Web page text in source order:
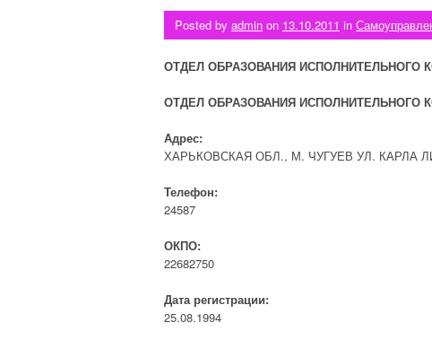
Posted by admin on 13.10.2011 in
ОТДЕЛ ОБРАЗОВАНИЯ ИСПОЛНИТЕЛЬНОГО
ОТДЕЛ ОБРАЗОВАНИЯ ИСПОЛНИТЕЛЬНОГО
Адрес:
ХАРЬКОВСКАЯ ОБЛ., М. ЧУГУЕВ УЛ. КАРЛА
Телефон:
24587
ОКПО:
22682750
Дата регистрации:
25.08.1994